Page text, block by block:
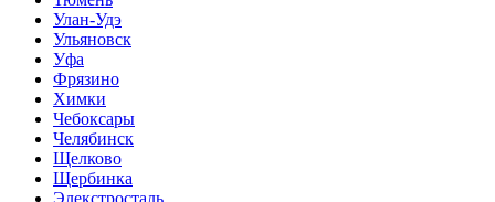
Улан-Удэ
Ульяновск
Уфа
Фрязино
Химки
Чебоксары
Челябинск
Щелково
Щербинка
Элекстросталь